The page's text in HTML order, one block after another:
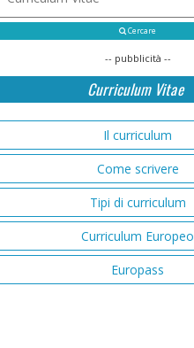
Cercare
-- pubblicità --
Curriculum Vitae
Il curriculum
Come scrivere
Tipi di curriculum
Curriculum Europeo
Europass